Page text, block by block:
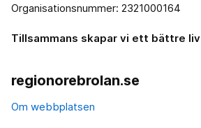
Organisationsnummer: 2321000164
Tillsammans skapar vi ett bättre liv
regionorebrolan.se
Om webbplatsen